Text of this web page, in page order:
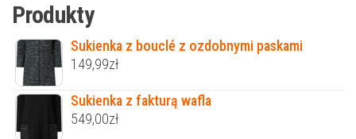
Produkty
Sukienka z bouclé z ozdobnymi paskami
149,99zł
Sukienka z fakturą wafla
549,00zł